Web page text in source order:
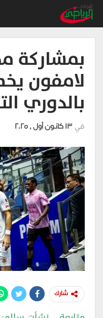
بمشاركة
لامفون
بالدوري
في 13 كانون أول , 2025
شارك